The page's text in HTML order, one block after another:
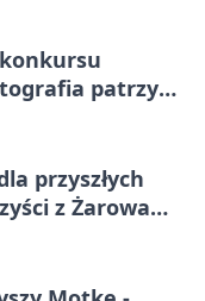
patrzy
przyszłych
z Żarowa